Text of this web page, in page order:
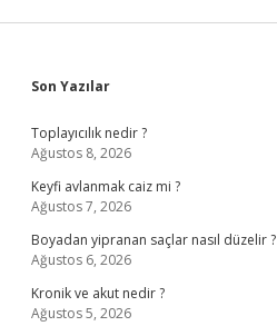
Sidebar
Son Yazılar
Toplayıcılık nedir ?
Ağustos 8, 2026
Keyfi avlanmak caiz mi ?
Ağustos 7, 2026
Boyadan yipranan saçlar nasıl düzelir ?
Ağustos 6, 2026
Kronik ve akut nedir ?
Ağustos 5, 2026